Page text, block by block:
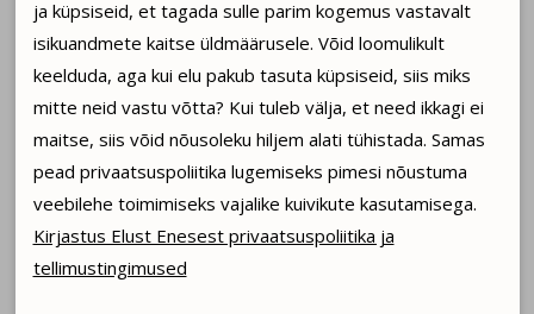
ja küpsiseid, et tagada sulle parim kogemus vastavalt
isikuandmete kaitse üldmäärusele. Võid loomulikult
keelduda, aga kui elu pakub tasuta küpsiseid, siis miks
mitte neid vastu võtta? Kui tuleb välja, et need ikkagi ei
maitse, siis võid nõusoleku hiljem alati tühistada. Samas
pead privaatsuspoliitika lugemiseks pimesi nõustuma
veebilehe toimimiseks vajalike kuivikute kasutamisega.
Kirjastus Elust Enesest privaatsuspoliitika ja
tellimustingimused